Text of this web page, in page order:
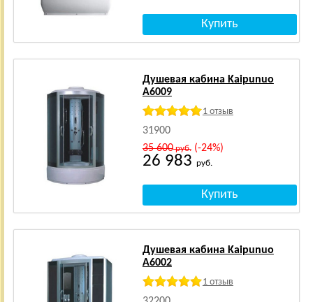
Душевая кабина Kaipunuo
A6009
1 отзыв
31900
35 600руб.(-24%)
26 983 руб.
Душевая кабина Kaipunuo
A6002
1 отзыв